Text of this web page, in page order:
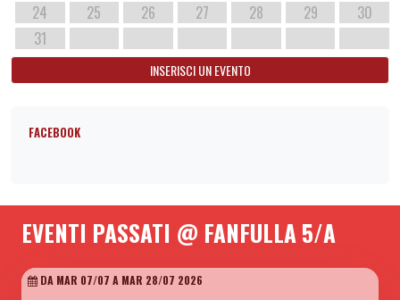
24
25 26 27 28 29
30
31
INSERISCI UN EVENTO
FACEBOOK
EVENTI PASSATI @ FANFULLA 5/A
DA MAR 07/07 A MAR 28/07 2026